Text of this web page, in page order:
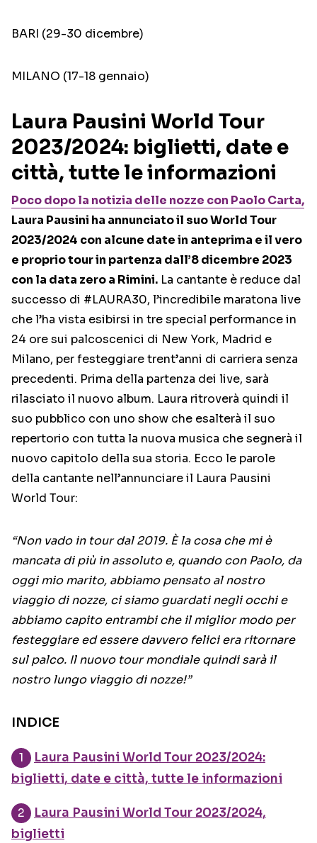
BARI (29-30 dicembre)
MILANO (17-18 gennaio)
Laura Pausini World Tour
2023/2024: biglietti, date e
città, tutte le informazioni
Poco dopo la notizia delle nozze con Paolo Carta,
Laura Pausini ha annunciato il suo World Tour
2023/2024 con alcune date in anteprima e il vero
e proprio tour in partenza dall’8 dicembre 2023
con la data zero a Rimini. La cantante è reduce dal
successo di #LAURA30, l’incredibile maratona live
che l’ha vista esibirsi in tre special performance in
24 ore sui palcoscenici di New York, Madrid e
Milano, per festeggiare trent’anni di carriera senza
precedenti. Prima della partenza dei live, sarà
rilasciato il nuovo album. Laura ritroverà quindi il
suo pubblico con uno show che esalterà il suo
repertorio con tutta la nuova musica che segnerà il
nuovo capitolo della sua storia. Ecco le parole
della cantante nell’annunciare il Laura Pausini
World Tour:
“Non vado in tour dal 2019. È la cosa che mi è
mancata di più in assoluto e, quando con Paolo, da
oggi mio marito, abbiamo pensato al nostro
viaggio di nozze, ci siamo guardati negli occhi e
abbiamo capito entrambi che il miglior modo per
festeggiare ed essere davvero felici era ritornare
sul palco. Il nuovo tour mondiale quindi sarà il
nostro lungo viaggio di nozze!”
INDICE
Laura Pausini World Tour 2023/2024:
biglietti, date e città, tutte le informazioni
Laura Pausini World Tour 2023/2024,
biglietti